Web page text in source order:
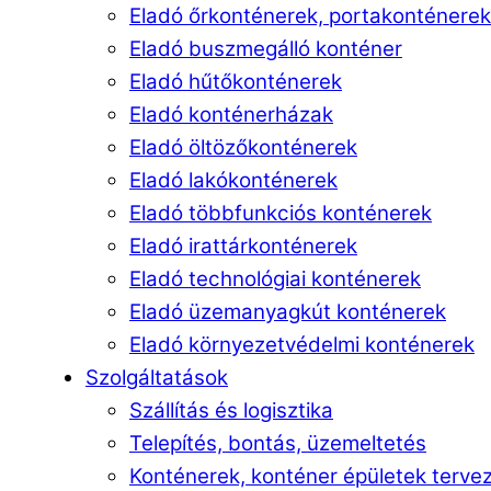
Eladó őrkonténerek, portakonténerek
Eladó buszmegálló konténer
Eladó hűtőkonténerek
Eladó konténerházak
Eladó öltözőkonténerek
Eladó lakókonténerek
Eladó többfunkciós konténerek
Eladó irattárkonténerek
Eladó technológiai konténerek
Eladó üzemanyagkút konténerek
Eladó környezetvédelmi konténerek
Szolgáltatások
Szállítás és logisztika
Telepítés, bontás, üzemeltetés
Konténerek, konténer épületek